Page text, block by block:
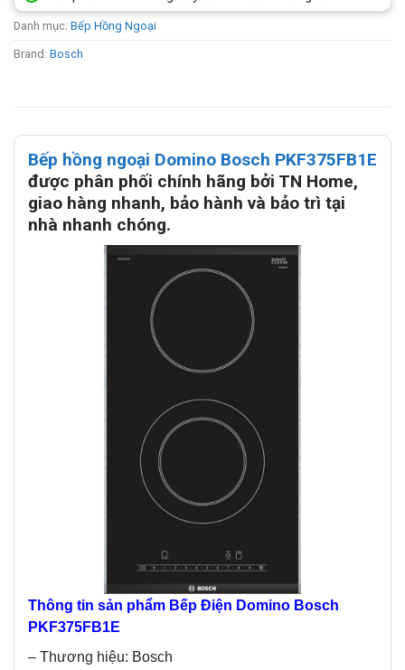
Danh mục: Bếp Hồng Ngoại
Brand: Bosch
Bếp hồng ngoại Domino Bosch PKF375FB1E
được phân phối chính hãng bởi TN Home,
giao hàng nhanh, bảo hành và bảo trì tại
nhà nhanh chóng.
Thông tin sản phẩm Bếp Điện Domino Bosch
PKF375FB1E
– Thương hiệu: Bosch